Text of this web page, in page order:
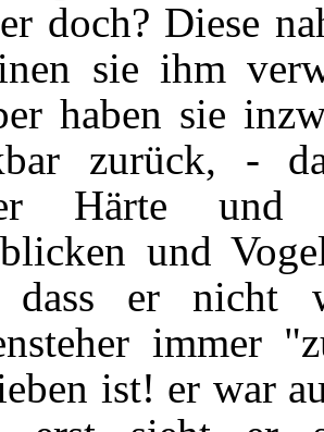
doch? Diese
sie ihm
haben sie
zurück, -
Härte und
und
dass er nicht
immer
ist! er war